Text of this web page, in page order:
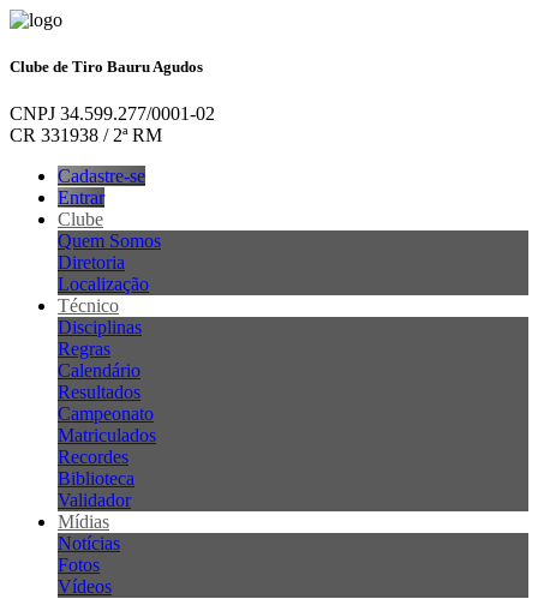
Clube de Tiro Bauru Agudos
CNPJ 34.599.277/0001-02
CR 331938 / 2ª RM
Cadastre-se
Entrar
Clube
Quem Somos
Diretoria
Localização
Técnico
Disciplinas
Regras
Calendário
Resultados
Campeonato
Matriculados
Recordes
Biblioteca
Validador
Mídias
Notícias
Fotos
Vídeos